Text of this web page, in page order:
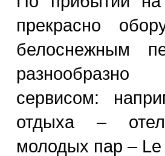
прекрасно
белоснежным
сервисом:
отдыха –
молодых пар –